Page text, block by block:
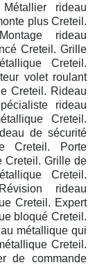
rideau
plus Creteil.
rideau
Creteil. Grille
Creteil.
volet roulant
Creteil. Rideau
rideau
Creteil.
de sécurité
Creteil. Porte
Creteil. Grille de
Creteil.
rideau
Creteil. Expert
bloqué Creteil.
métallique qui
Creteil.
de commande